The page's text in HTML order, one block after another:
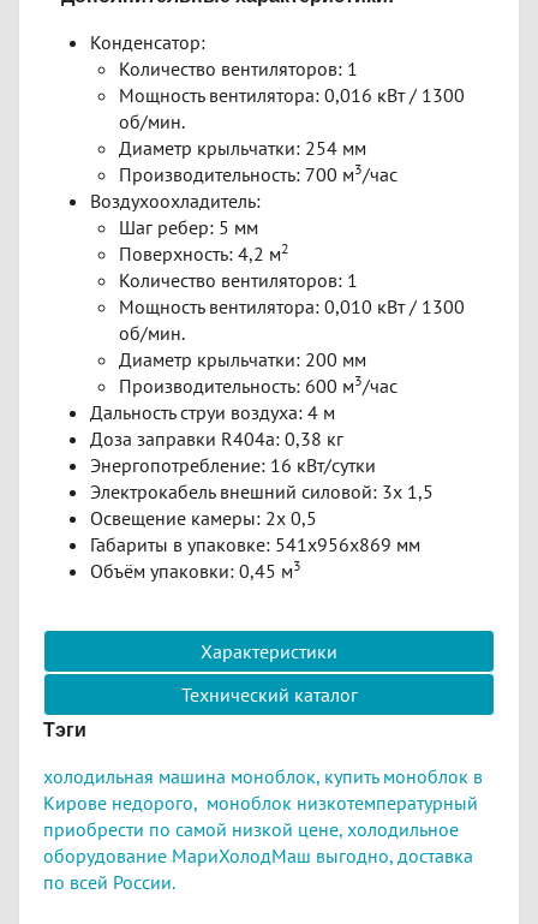
Конденсатор:
Количество вентиляторов: 1
Мощность вентилятора: 0,016 кВт / 1300
об/мин.
Диаметр крыльчатки: 254 мм
Производительность: 700 м3/час
Воздухоохладитель:
Шаг ребер: 5 мм
Поверхность: 4,2 м2
Количество вентиляторов: 1
Мощность вентилятора: 0,010 кВт / 1300
об/мин.
Диаметр крыльчатки: 200 мм
Производительность: 600 м3/час
Дальность струи воздуха: 4 м
Доза заправки R404a: 0,38 кг
Энергопотребление: 16 кВт/сутки
Электрокабель внешний силовой: 3х 1,5
Освещение камеры: 2х 0,5
Габариты в упаковке: 541х956х869 мм
Объём упаковки: 0,45 м3
Характеристики
Технический каталог
Тэги
холодильная машина моноблок, купить моноблок в
Кирове недорого, моноблок низкотемпературный
приобрести по самой низкой цене, холодильное
оборудование МариХолодМаш выгодно, доставка
по всей России.